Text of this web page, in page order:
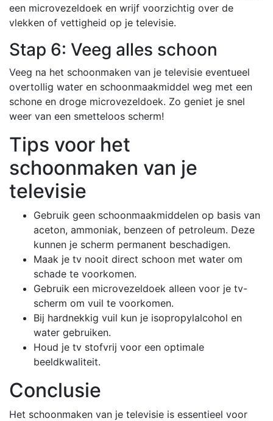
een microvezeldoek en wrijf voorzichtig over de
vlekken of vettigheid op je televisie.
Stap 6: Veeg alles schoon
Veeg na het schoonmaken van je televisie eventueel
overtollig water en schoonmaakmiddel weg met een
schone en droge microvezeldoek. Zo geniet je snel
weer van een smetteloos scherm!
Tips voor het
schoonmaken van je
televisie
Gebruik geen schoonmaakmiddelen op basis van
aceton, ammoniak, benzeen of petroleum. Deze
kunnen je scherm permanent beschadigen.
Maak je tv nooit direct schoon met water om
schade te voorkomen.
Gebruik een microvezeldoek alleen voor je tv-
scherm om vuil te voorkomen.
Bij hardnekkig vuil kun je isopropylalcohol en
water gebruiken.
Houd je tv stofvrij voor een optimale
beeldkwaliteit.
Conclusie
Het schoonmaken van je televisie is essentieel voor